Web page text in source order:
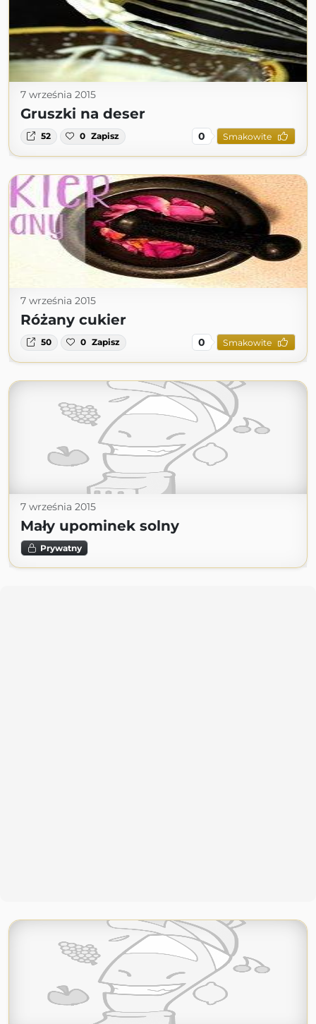
7 września 2015
Gruszki na deser
52 0 Zapisz 0 Smakowite
7 września 2015
Różany cukier
50 0 Zapisz 0 Smakowite
7 września 2015
Mały upominek solny
Prywatny